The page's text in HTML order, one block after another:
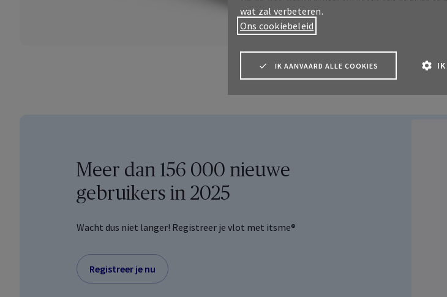
Meer dan 156 000 nieuwe
gebruikers in 2025
Wacht dus niet langer! Registreer je vlot met itsme®
Registreer je nu
wat zal verbeteren.
Ons cookiebeleid
IK AANVAARD ALLE COOKIES